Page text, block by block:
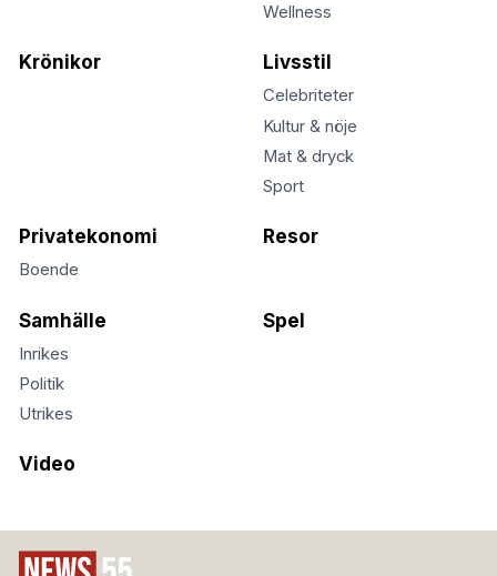
Wellness
Krönikor Livsstil
Celebriteter
Kultur & nöje
Mat & dryck
Sport
Privatekonomi
Boende
Resor
Samhälle
Inrikes
Politik
Utrikes
Spel
Video